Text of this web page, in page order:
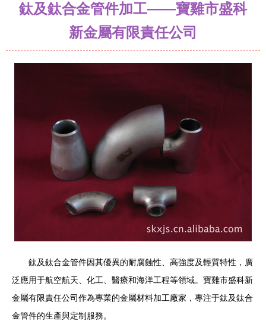
鈦及鈦合金管件加工——寶雞市盛科
新金屬有限責任公司
鈦及鈦合金管件因其優異的耐腐蝕性、高強度及輕質特性，廣
泛應用于航空航天、化工、醫療和海洋工程等領域。寶雞市盛科新
金屬有限責任公司作為專業的金屬材料加工廠家，專注于鈦及鈦合
金管件的生產與定制服務。